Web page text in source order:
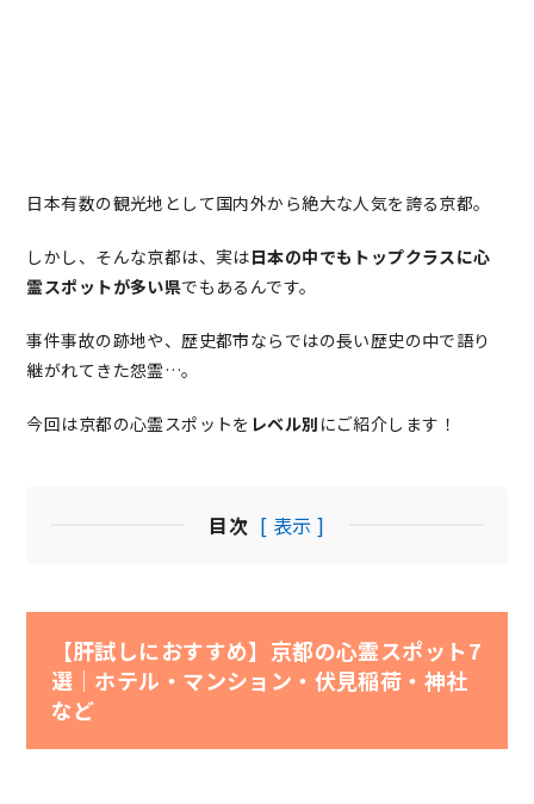
日本有数の観光地として国内外から絶大な人気を誇る京都。
しかし、そんな京都は、実は日本の中でもトップクラスに心
霊スポットが多い県でもあるんです。
事件事故の跡地や、歴史都市ならではの長い歴史の中で語り
継がれてきた怨霊…。
今回は京都の心霊スポットを レベル別 にご紹介します！
目次 [ 表示 ]
【肝試しにおすすめ】京都の心霊スポット7
選｜ホテル・マンション・伏見稲荷・神社
など